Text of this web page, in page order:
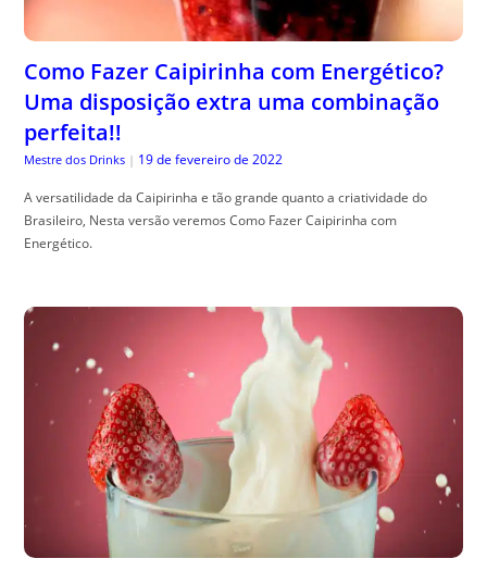
Como Fazer Caipirinha com Energético?
Uma disposição extra uma combinação
perfeita!!
Mestre dos Drinks | 19 de fevereiro de 2022
A versatilidade da Caipirinha e tão grande quanto a criatividade do
Brasileiro, Nesta versão veremos Como Fazer Caipirinha com
Energético.